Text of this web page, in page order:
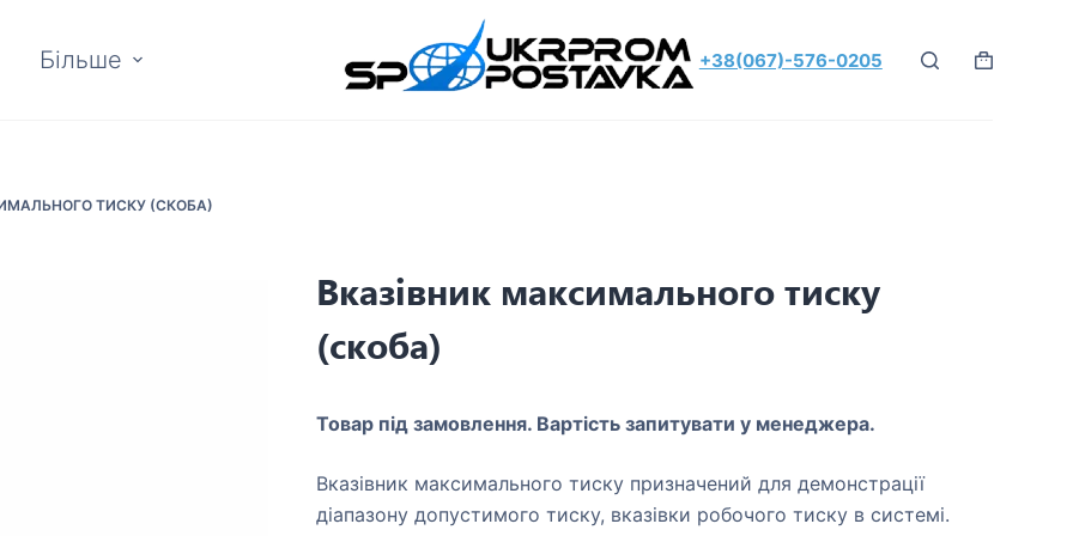
Більше +38(067)-576-0205
ТИСКУ (СКОБА)
Вказівник максимального тиску
(скоба)
Товар під замовлення. Вартість запитувати у менеджера.
Вказівник максимального тиску призначений для демонстрації
діапазону допустимого тиску, вказівки робочого тиску в системі.